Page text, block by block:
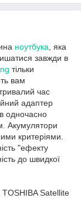
ноутбука , яка
завжди в
тільки
вам
час
адаптер
одночасно
Акумулятори
критеріями.
"ефекту
до швидкої
TOSHIBA Satellite